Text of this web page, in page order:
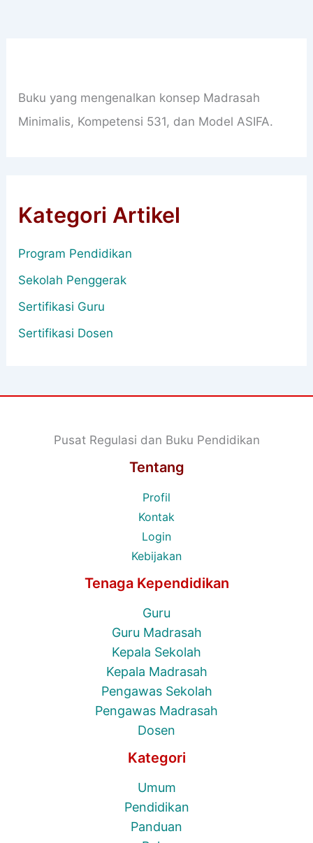
Buku yang mengenalkan konsep Madrasah
Minimalis, Kompetensi 531, dan Model ASIFA.
Kategori Artikel
Program Pendidikan
Sekolah Penggerak
Sertifikasi Guru
Sertifikasi Dosen
Pusat Regulasi dan Buku Pendidikan
Tentang
Profil
Kontak
Login
Kebijakan
Tenaga Kependidikan
Guru
Guru Madrasah
Kepala Sekolah
Kepala Madrasah
Pengawas Sekolah
Pengawas Madrasah
Dosen
Kategori
Umum
Pendidikan
Panduan